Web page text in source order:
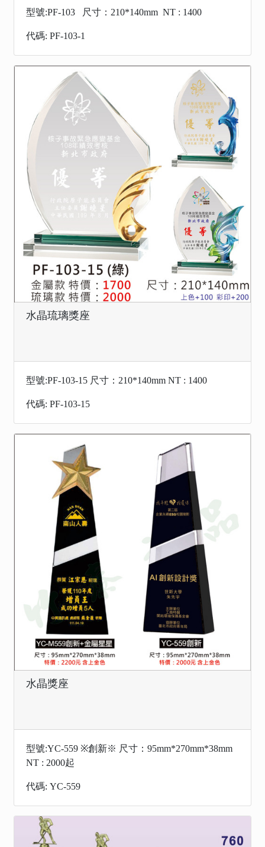
型號:PF-103 尺寸：210*140mm NT : 1400
代碼: PF-103-1
水晶琉璃獎座
型號:PF-103-15 尺寸：210*140mm NT : 1400
代碼: PF-103-15
水晶獎座
型號:YC-559 ※創新※ 尺寸：95mm*270mm*38mm
NT : 2000起
代碼: YC-559